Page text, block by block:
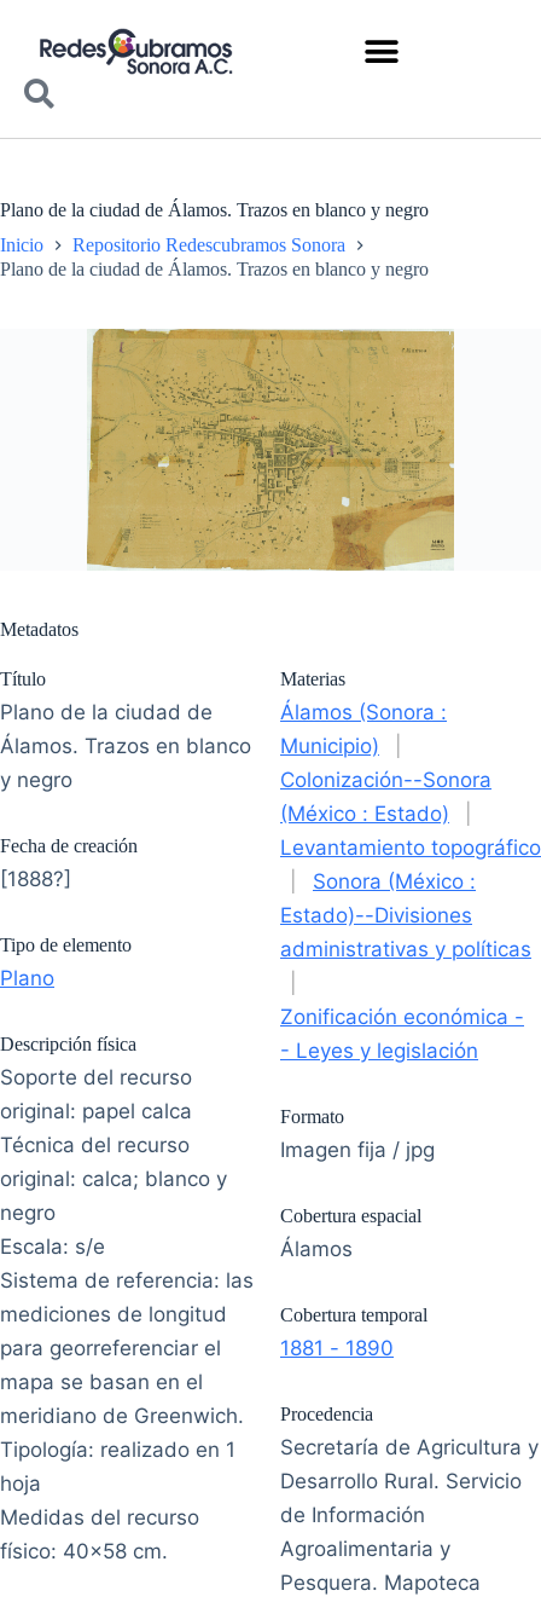
Plano de la ciudad de Álamos. Trazos en blanco y negro
Inicio
Repositorio Redescubramos Sonora
Plano de la ciudad de Álamos. Trazos en blanco y negro
Metadatos
Título
Plano de la ciudad de
Álamos. Trazos en blanco
y negro
Fecha de creación
[1888?]
Tipo de elemento
Plano
Descripción física
Soporte del recurso
original: papel calca
Técnica del recurso
original: calca; blanco y
negro
Escala: s/e
Sistema de referencia: las
mediciones de longitud
para georreferenciar el
mapa se basan en el
meridiano de Greenwich.
Tipología: realizado en 1
hoja
Medidas del recurso
físico: 40x58 cm.
Materias
Álamos (Sonora :
Municipio)
Colonización--Sonora
(México : Estado)
Levantamiento topográfico
Sonora (México :
Estado)--Divisiones
administrativas y políticas
Zonificación económica -
- Leyes y legislación
Formato
Imagen fija / jpg
Cobertura espacial
Álamos
Cobertura temporal
1881 - 1890
Procedencia
Secretaría de Agricultura y
Desarrollo Rural. Servicio
de Información
Agroalimentaria y
Pesquera. Mapoteca